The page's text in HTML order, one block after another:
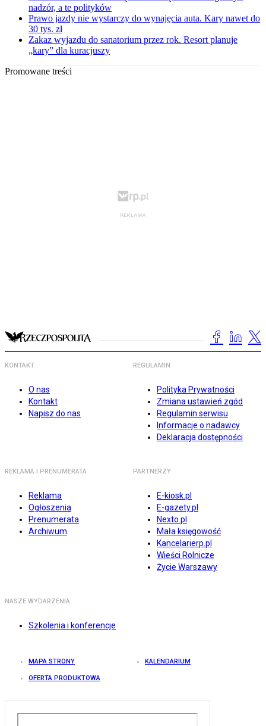
nadzór, a te polityków
Prawo jazdy nie wystarczy do wynajęcia auta. Kary nawet do
30 tys. zł
Zakaz wyjazdu do sanatorium przez rok. Resort planuje
„kary” dla kuracjuszy
Promowane treści
KONTAKT
O nas
Kontakt
Napisz do nas
REGULAMIN
Polityka Prywatności
Zmiana ustawień zgód
Regulamin serwisu
Informacje o nadawcy
Deklaracja dostępności
REKLAMA I PRENUMERATA
Reklama
Ogłoszenia
Prenumerata
Archiwum
PARTNERZY
E-kiosk.pl
E-gazety.pl
Nexto.pl
Mała księgowość
Kancelarierp.pl
Wieści Rolnicze
Życie Warszawy
NASZE WYDARZENIA
Szkolenia i konferencje
MAPA STRONY KALENDARIUM
OFERTA PRODUKTOWA